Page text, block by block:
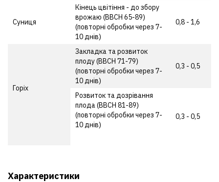
Суниця
Кінець цвітіння - до збору
врожаю (ВВСН 65-89)
(повторні обробки через 7-
10 днів)
0,8 - 1,6
Горіх
Закладка та розвиток
плоду (ВВСН 71-79)
(повторні обробки через 7-
10 днів)
0,3 - 0,5
Розвиток та дозрівання
плода (ВВСН 81-89)
(повторні обробки через 7-
10 днів)
0,3 - 0,5
Характеристики